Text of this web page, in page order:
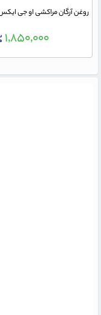
۱,۸۵۰,۰۰۰